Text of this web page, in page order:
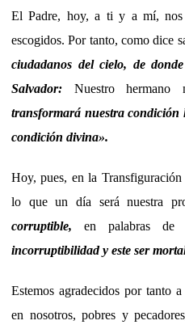
El Padre, hoy, a ti y a mí, nos
escogidos. Por tanto, como dice
ciudadanos del cielo, de
Salvador: Nuestro hermano
transformará nuestra condición
condición divina».
Hoy, pues, en la
lo que un día será nuestra
corruptible, en palabras de
incorruptibilidad y este ser
Estemos agradecidos por tanto
en nosotros, pobres y